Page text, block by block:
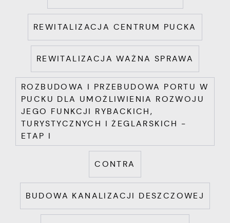
REWITALIZACJA CENTRUM PUCKA
REWITALIZACJA WAŻNA SPRAWA
ROZBUDOWA I PRZEBUDOWA PORTU W
PUCKU DLA UMOŻLIWIENIA ROZWOJU
JEGO FUNKCJI RYBACKICH,
TURYSTYCZNYCH I ŻEGLARSKICH -
ETAP I
CONTRA
BUDOWA KANALIZACJI DESZCZOWEJ